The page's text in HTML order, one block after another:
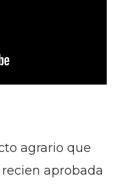
agrario que
aprobada